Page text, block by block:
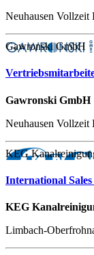
Neuhausen Vollzeit
Gawronski GmbH
Gawronski GmbH
Neuhausen Vollzeit
KEG
International
KEG
Limbach-